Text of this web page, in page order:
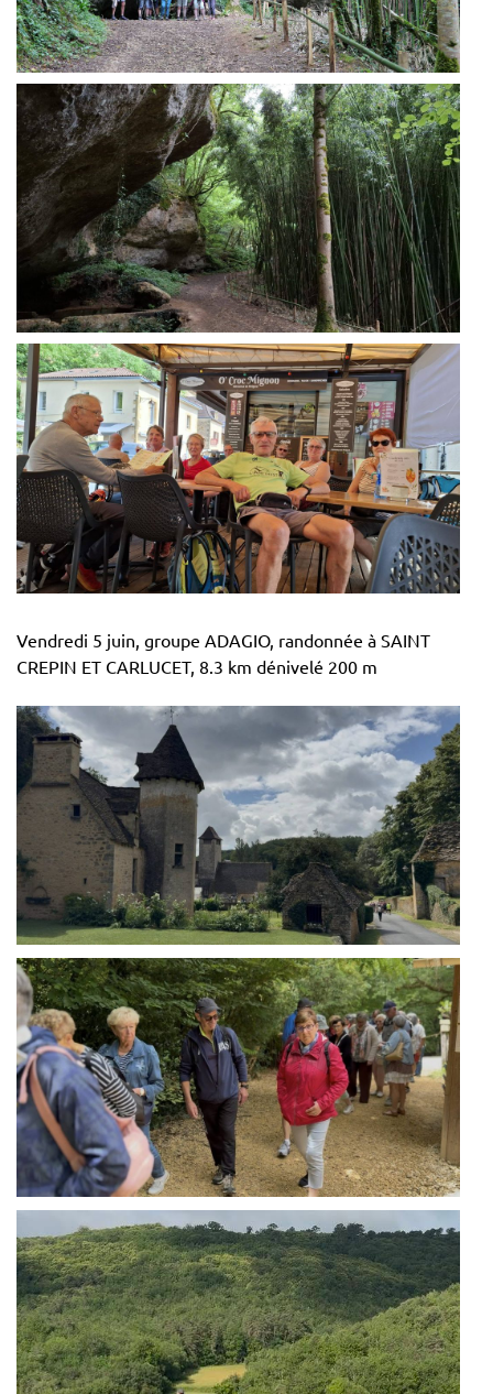
Vendredi 5 juin, groupe ADAGIO, randonnée à SAINT
CREPIN ET CARLUCET, 8.3 km dénivelé 200 m